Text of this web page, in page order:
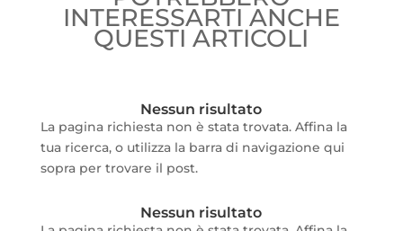
INTERESSARTI ANCHE
QUESTI ARTICOLI
Nessun risultato
La pagina richiesta non è stata trovata. Affina la
tua ricerca, o utilizza la barra di navigazione qui
sopra per trovare il post.
Nessun risultato